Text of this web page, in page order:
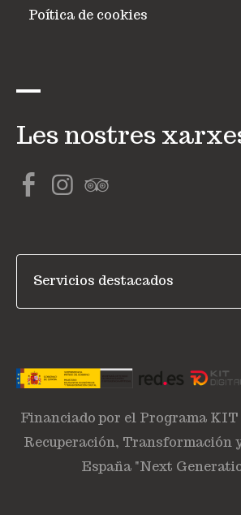
Poítica de cookies
Les nostres
Financiado por el Programa
Recuperación, Transformación
España "Next